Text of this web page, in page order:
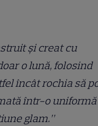
și creat cu
o lună, folosind
încât rochia să
într-o uniformă
glam.”